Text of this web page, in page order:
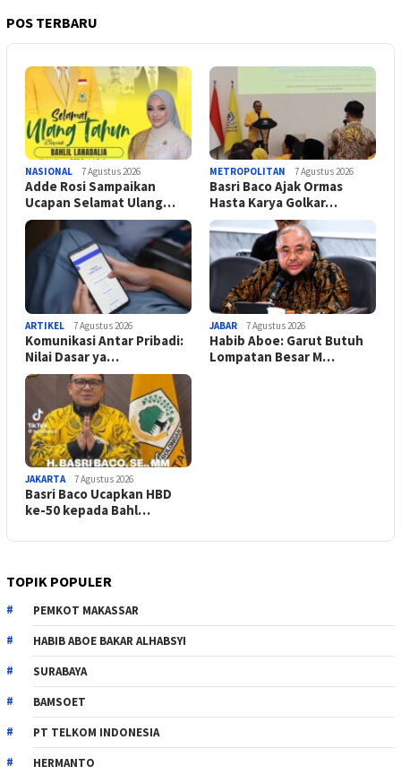
POS TERBARU
NASIONAL 7 Agustus 2026
Adde Rosi Sampaikan
Ucapan Selamat Ulang…
METROPOLITAN 7 Agustus 2026
Basri Baco Ajak Ormas
Hasta Karya Golkar…
ARTIKEL 7 Agustus 2026
Komunikasi Antar Pribadi:
Nilai Dasar ya…
JABAR 7 Agustus 2026
Habib Aboe: Garut Butuh
Lompatan Besar M…
JAKARTA 7 Agustus 2026
Basri Baco Ucapkan HBD
ke-50 kepada Bahl…
TOPIK POPULER
PEMKOT MAKASSAR
HABIB ABOE BAKAR ALHABSYI
SURABAYA
BAMSOET
PT TELKOM INDONESIA
HERMANTO